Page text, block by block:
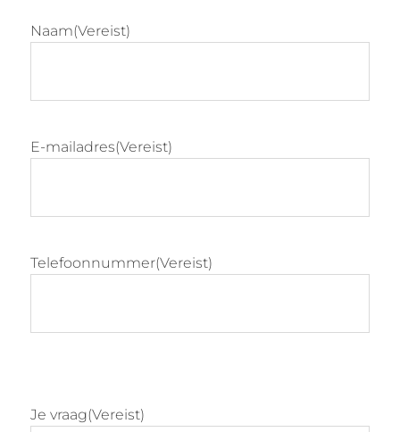
Naam(Vereist)
E-mailadres(Vereist)
Telefoonnummer(Vereist)
Je vraag(Vereist)